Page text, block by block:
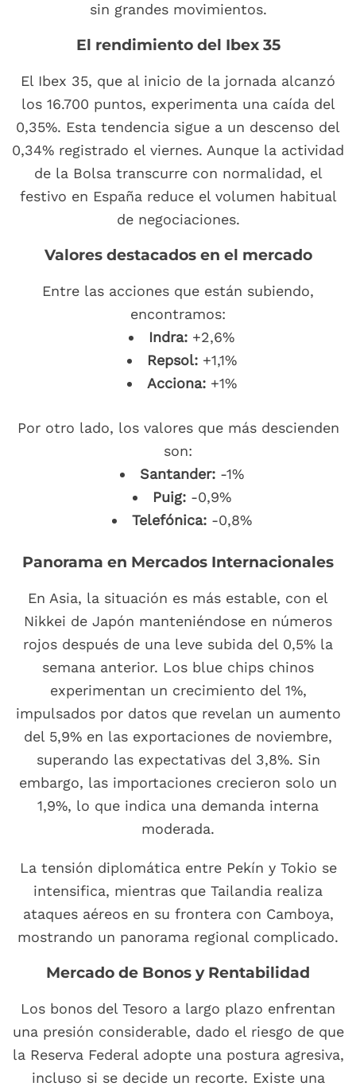
sin grandes movimientos.
El rendimiento del Ibex 35
El Ibex 35, que al inicio de la jornada alcanzó
los 16.700 puntos, experimenta una caída del
0,35%. Esta tendencia sigue a un descenso del
0,34% registrado el viernes. Aunque la actividad
de la Bolsa transcurre con normalidad, el
festivo en España reduce el volumen habitual
de negociaciones.
Valores destacados en el mercado
Entre las acciones que están subiendo,
encontramos:
Indra: +2,6%
Repsol:+1,1%
Acciona:+1%
Por otro lado, los valores que más descienden
son:
Santander:-1%
Puig:-0,9%
Telefónica:-0,8%
Panorama en Mercados Internacionales
En Asia, la situación es más estable, con el
Nikkei de Japón manteniéndose en números
rojos después de una leve subida del 0,5% la
semana anterior. Los blue chips chinos
experimentan un crecimiento del 1%,
impulsados por datos que revelan un aumento
del 5,9% en las exportaciones de noviembre,
superando las expectativas del 3,8%. Sin
embargo, las importaciones crecieron solo un
1,9%, lo que indica una demanda interna
moderada.
La tensión diplomática entre Pekín y Tokio se
intensifica, mientras que Tailandia realiza
ataques aéreos en su frontera con Camboya,
mostrando un panorama regional complicado.
Mercado de Bonos y Rentabilidad
Los bonos del Tesoro a largo plazo enfrentan
una presión considerable, dado el riesgo de que
la Reserva Federal adopte una postura agresiva,
incluso si se decide un recorte. Existe una